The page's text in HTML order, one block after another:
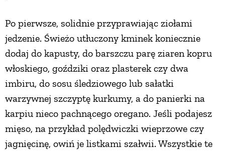
Po pierwsze, solidnie przyprawiając ziołami
jedzenie. Świeżo utłuczony kminek koniecznie
dodaj do kapusty, do barszczu parę ziaren kopru
włoskiego, goździki oraz plasterek czy dwa
imbiru, do sosu śledziowego lub sałatki
warzywnej szczyptę kurkumy, a do panierki na
karpiu nieco pachnącego oregano. Jeśli podajesz
mięso, na przykład polędwiczki wieprzowe czy
jagnięcinę, owiń je listkami szałwii. Wszystkie te